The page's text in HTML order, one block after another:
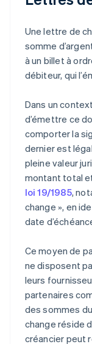
Une lettre de
somme
à un billet à
débiteur, qui
Dans un
d’émettre ce
comporter la
dernier est
pleine valeur
montant total
loi 19/1985,
change », en
date
Ce moyen de
ne disposent
leurs
partenaires
des sommes
change réside
créancier peut